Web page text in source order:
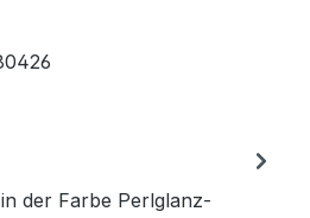
der Farbe Perlglanz-